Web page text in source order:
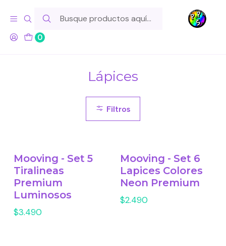
0
Hola! Si tu pedido incluye productos de fabricación propia,
ten en cuenta este tiempo para el despacho
Lápices
Filtros
Mooving - Set 5
Tiralineas
Premium
Luminosos
$3.490
Mooving - Set 6
Lapices Colores
Neon Premium
$2.490